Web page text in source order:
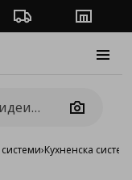
Проследяване на
Camera
›Кухненска